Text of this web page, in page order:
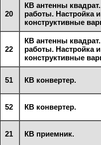
20
КВ антенны
работы. Настройка и
конструктивные
22
КВ антенны
работы. Настройка и
конструктивные
51 КВ конвертер.
52 КВ конвертер.
21 КВ приемник.